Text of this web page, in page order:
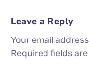
Leave a Reply
Your email
Required fields